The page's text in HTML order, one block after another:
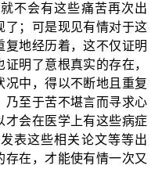
不会有这些痛苦再次出
了；可是现见有情对于这
地经历着，这不仅证明
明了意根真实的存在，
况中，得以不断地且重复
乃至于苦不堪言而寻求心
才会在医学上有这些病症
表这些相关论文等等出
在，才能使有情一次又